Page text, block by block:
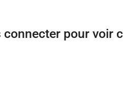
connecter pour voir